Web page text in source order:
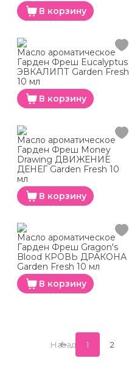
В корзину
Масло ароматическое
Гарден Фреш Eucalyptus
ЭВКАЛИПТ Garden Fresh
10 мл
В корзину
Масло ароматическое
Гарден Фреш Money
Drawing ДВИЖЕНИЕ
ДЕНЕГ Garden Fresh 10
мл
В корзину
Масло ароматическое
Гарден Фреш Gragon's
Blood КРОВЬ ДРАКОНА
Garden Fresh 10 мл
В корзину
Назад 1 2